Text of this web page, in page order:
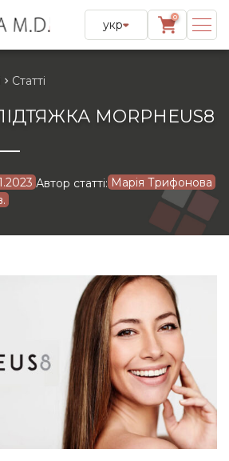
укр
0
Статті
MORPHEUS8
Автор статті: Марія Трифонова